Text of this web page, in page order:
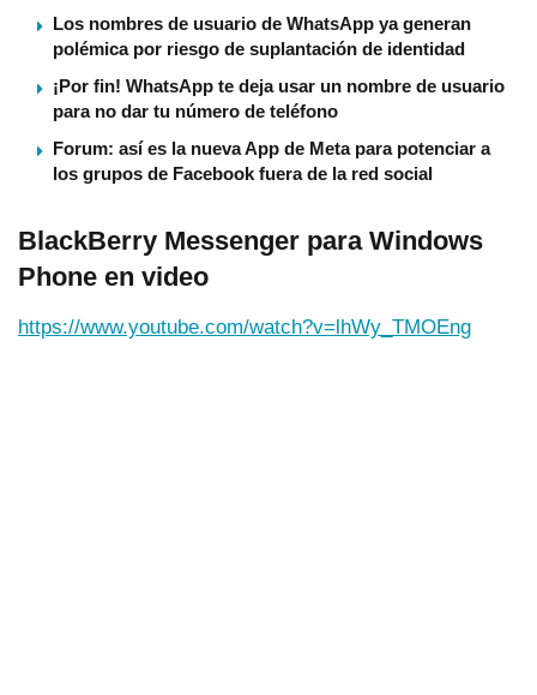
Los nombres de usuario de WhatsApp ya generan
polémica por riesgo de suplantación de identidad
¡Por fin! WhatsApp te deja usar un nombre de usuario
para no dar tu número de teléfono
Forum: así es la nueva App de Meta para potenciar a
los grupos de Facebook fuera de la red social
BlackBerry Messenger para Windows
Phone en video
https://www.youtube.com/watch?v=lhWy_TMOEng